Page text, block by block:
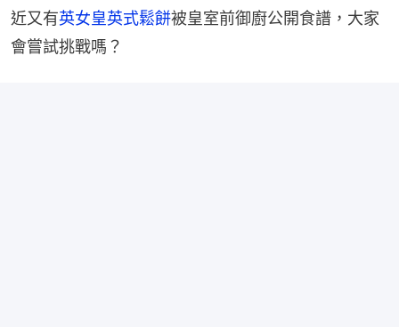
近又有英女皇英式鬆餅被皇室前御廚公開食譜，大家
會嘗試挑戰嗎？